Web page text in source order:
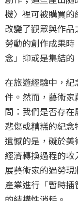
機〉裡可被購買
改變了觀眾與作
勞動的創作成果
念」抑或是集結的
在旅遊經驗中，
件。然而，藝術
問：我們是否存
悲傷或糟糕的紀
遺憾的是，礙於
經濟轉換過程的
展藝術家的過勞
產業進行「暫時